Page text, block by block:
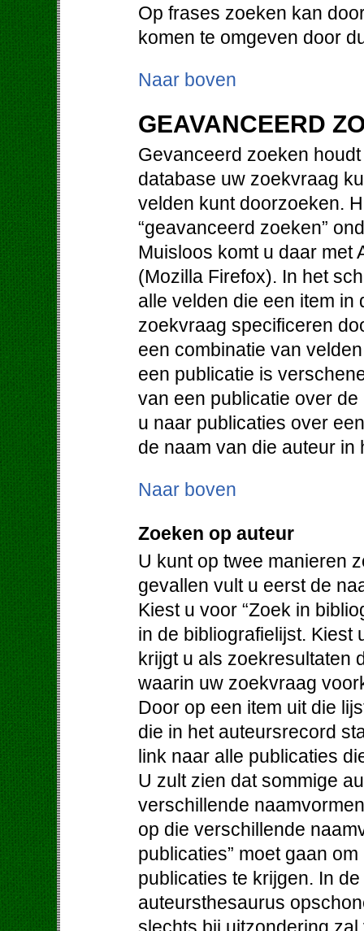
Op frases zoeken kan
komen te omgeven door
Naar boven
GEAVANCEERD
Gevanceerd zoeken
database uw zoekvraag
velden kunt doorzoeken.
“geavanceerd zoeken”
Muisloos komt u daar met
(Mozilla Firefox). In het
alle velden die een item
zoekvraag specificeren
een combinatie van
een publicatie is
van een publicatie over
u naar publicaties over
de naam van die auteur in
Naar boven
Zoeken op auteur
U kunt op twee manieren
gevallen vult u eerst de
Kiest u voor “Zoek in
in de bibliografielijst. Kiest
krijgt u als zoekresultaten
waarin uw zoekvraag
Door op een item uit die
die in het auteursrecord
link naar alle publicaties
U zult zien dat sommige
verschillende
op die verschillende
publicaties” moet gaan
publicaties te krijgen. In
auteursthesaurus